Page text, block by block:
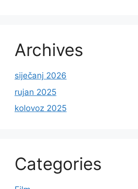
Archives
siječanj 2026
rujan 2025
kolovoz 2025
Categories